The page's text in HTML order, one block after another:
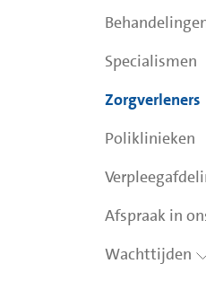
Specialismen
Zorgverleners
Poliklinieken
Afspraak in
Wachttijden